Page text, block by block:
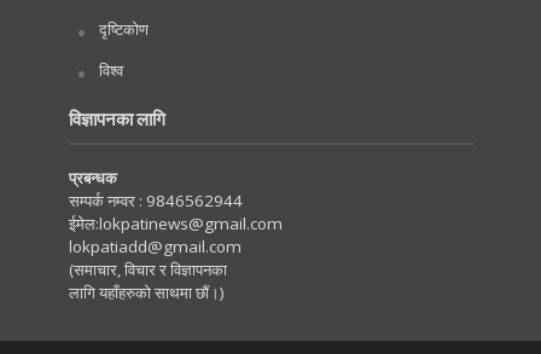
दृष्टिकोण
विश्व
विज्ञापनका लागि
प्रबन्धक
सम्पर्क नम्वर : 9846562944
ईमेल:lokpatinews@gmail.com
lokpatiadd@gmail.com
(समाचार, विचार र विज्ञापनका
लागि यहाँहरुको साथमा छौं।)